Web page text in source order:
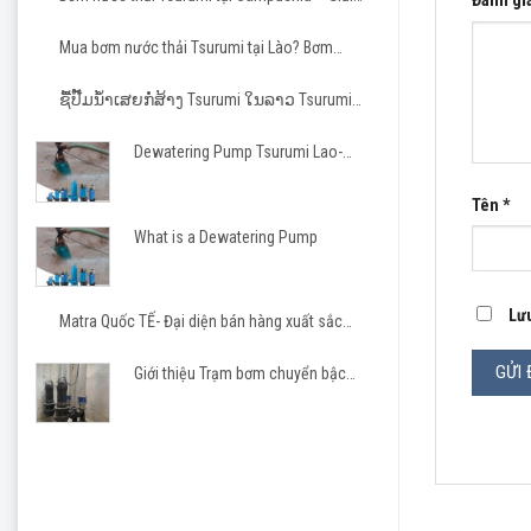
nghiệp
Mua bơm nước thải Tsurumi tại Lào? Bơm
ຊື້ປັ໊ມນ້ຳເສຍກໍ່ສ້າງ Tsurumi ໃນລາວ Tsurumi
Dewatering Pump Tsurumi Lao-
What is a Dewatering Pump
Matra Quốc TẾ- Đại diện bán hàng xuất sắc
Giới thiệu Trạm bơm chuyển bậc
Cảm
Công
Tên *